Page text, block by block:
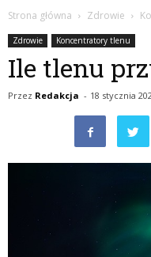
Strona główna Zdrowie
Zdrowie Koncentratory tlenu
Ile tlenu
Przez Redakcja - 18 stycznia